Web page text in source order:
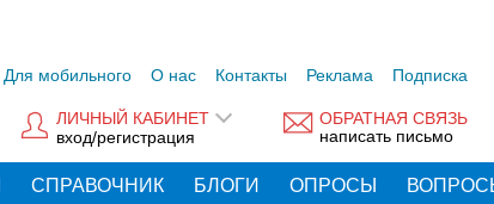
Для мобильного О нас Контакты Реклама Подписка
ОБРАТНАЯ СВЯЗЬ
написать письмо
ЛИЧНЫЙ КАБИНЕТ
вход/регистрация
СПРАВОЧНИК БЛОГИ ОПРОСЫ